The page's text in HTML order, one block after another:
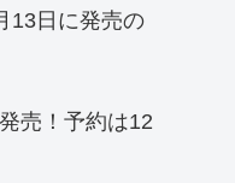
13日に発売の
売！予約は12